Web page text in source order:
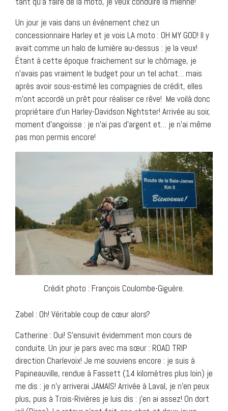
Un jour je vais dans un événement chez un
concessionnaire Harley et je vois LA moto : OH MY GOD! Il y
avait comme un halo de lumière au-dessus : je la veux!
Étant à cette époque fraichement sur le chômage, je
n’avais pas vraiment le budget pour un tel achat… mais
après avoir sous-estimé les compagnies de crédit, elles
m’ont accordé un prêt pour réaliser ce rêve! Me voilà donc
propriétaire d’un Harley-Davidson Nightster! Arrivée au soir,
moment d’angoisse : je n’ai pas d’argent et… je n’ai même
pas mon permis encore!
Crédit photo : François Coulombe-Giguère.
Zabel : Oh! Véritable coup de cœur alors?
Catherine : Oui! S’ensuivit évidemment mon cours de
conduite. Un jour je pars avec ma sœur : ROAD TRIP
direction Charlevoix! Je me souviens encore : je suis à
Papineauville, rendue à Fassett (14 kilomètres plus loin) je
me dis : je n’y arriverai JAMAIS! Arrivée à Laval, je n’en peux
plus, puis à Trois-Rivières je luis dis : j’en ai assez! On dort